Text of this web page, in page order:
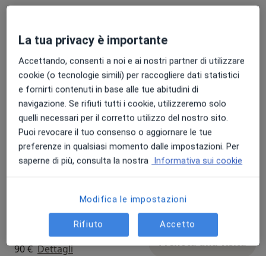
Bonus Psicologo - Consulenza
Psicologica
Da 70 € Dettagli
Prenota una visita
Bonus Psicologo - Consulenza
Psicologica online
Da 60 € Dettagli
Prenota una visita
Dettagli
Parent training
90 € Dettagli Prenota una visita
La tua privacy è importante
Accettando, consenti a noi e ai nostri partner di utilizzare
cookie (o tecnologie simili) per raccogliere dati statistici
e fornirti contenuti in base alle tue abitudini di
navigazione. Se rifiuti tutti i cookie, utilizzeremo solo
quelli necessari per il corretto utilizzo del nostro sito.
Puoi revocare il tuo consenso o aggiornare le tue
preferenze in qualsiasi momento dalle impostazioni. Per
saperne di più, consulta la nostra Informativa sui cookie
Modifica le impostazioni
Rifiuto Accetto